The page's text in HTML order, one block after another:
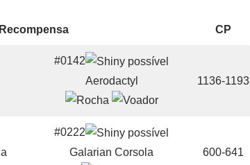
Recompensa CP
#0142
Aerodactyl
1136-1193
#0222
Galarian Corsola
600-641